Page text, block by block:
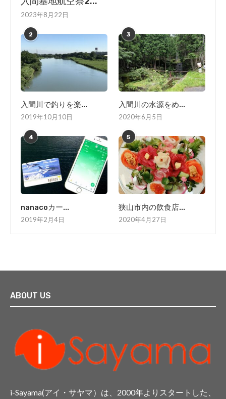
2023年8月22日
2
入間川で釣りを楽...
2019年10月10日
3
入間川の水源をめ...
2020年6月5日
4
nanacoカー...
2019年2月4日
5
狭山市内の飲食店...
2020年4月27日
ABOUT US
i-Sayama(アイ・サヤマ）は、2000年よりスタートした、